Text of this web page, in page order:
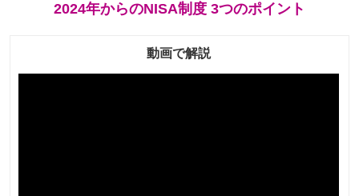
2024年からのNISA制度 3つのポイント
動画で解説